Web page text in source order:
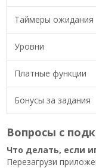
Таймеры ожидания
Уровни
Платные функции
Бонусы за задания
Вопросы с
Что делать, если
Перезагрузи